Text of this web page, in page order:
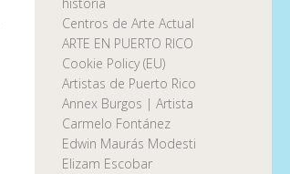
Centros de Arte Actual
ARTE EN PUERTO RICO
Cookie Policy (EU)
Artistas de Puerto Rico
Annex Burgos | Artista
Carmelo Fontánez
Edwin Maurás Modesti
Elizam Escobar